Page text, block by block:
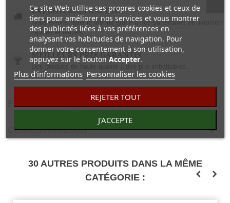
EXPEDITIONS RAPIDES
Nous livrons dans le monde grâce à des partenaires de livraison
rapides et fiables.
MEILLEURS PRIX GARANTIS
Des produits de haute qualité à des prix imbattables..
FICHE TECHNIQUE
COMENTAIRES(0)
30 AUTRES PRODUITS DANS LA MÊME
CATÉGORIE :
Ce site Web utilise ses propres cookies et ceux de
tiers pour améliorer nos services et vous montrer
des publicités liées à vos préférences en
analysant vos habitudes de navigation. Pour
donner votre consentement à son utilisation,
appuyez sur le bouton Accepter.
Plus d'informations Personnaliser les cookies
REJETER TOUT
J'ACCEPTE